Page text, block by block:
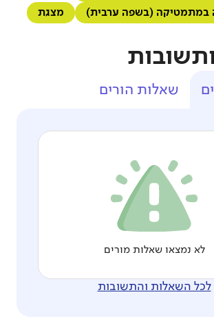
במתמטיקה (בשפה ערבית)
מצגת
שאלות הורים
לא נמצאו שאלות מורים
לכל השאלות והתשובות